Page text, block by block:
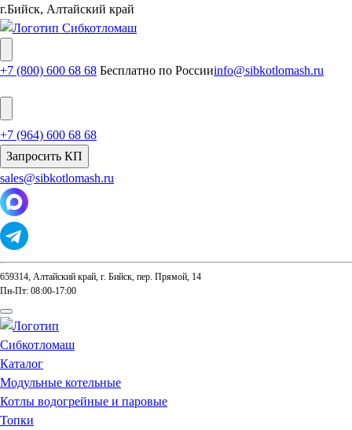
г.Бийск, Алтайский край
+7 (800) 600 68 68 Бесплатно по Россииinfo@sibkotlomash.ru
+7 (964) 600 68 68
Запросить КП
sales@sibkotlomash.ru
659314, Алтайский край, г. Бийск, пер. Прямой, 14
Пн-Пт: 08:00-17:00
Каталог
Модульные котельные
Котлы водогрейные и паровые
Топки